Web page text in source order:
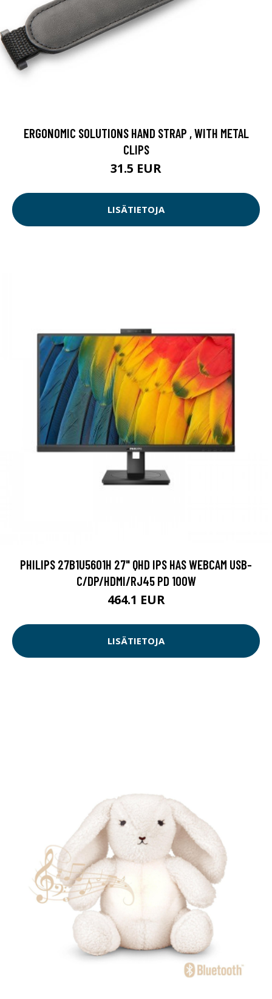
ERGONOMIC SOLUTIONS HAND STRAP , WITH METAL
CLIPS
31.5 EUR
LISÄTIETOJA
PHILIPS 27B1U5601H 27" QHD IPS HAS WEBCAM USB-
C/DP/HDMI/RJ45 PD 100W
464.1 EUR
LISÄTIETOJA